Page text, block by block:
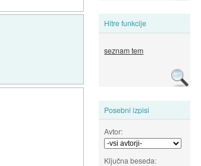
Hitre funkcije
seznam tem
Posebni izpisi
Avtor:
Ključna beseda: